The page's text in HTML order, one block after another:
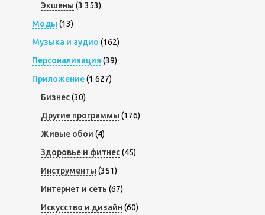
Экшены (3 353)
Моды (13)
Музыка и аудио (162)
Персонализация (39)
Приложение(1 627)
Бизнес(30)
Другие программы (176)
Живые обои (4)
Здоровье и фитнес(45)
Инструменты (351)
Интернет и сеть (67)
Искусство и дизайн (60)